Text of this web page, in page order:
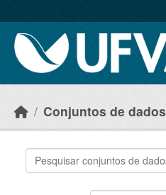
Conjuntos de dados